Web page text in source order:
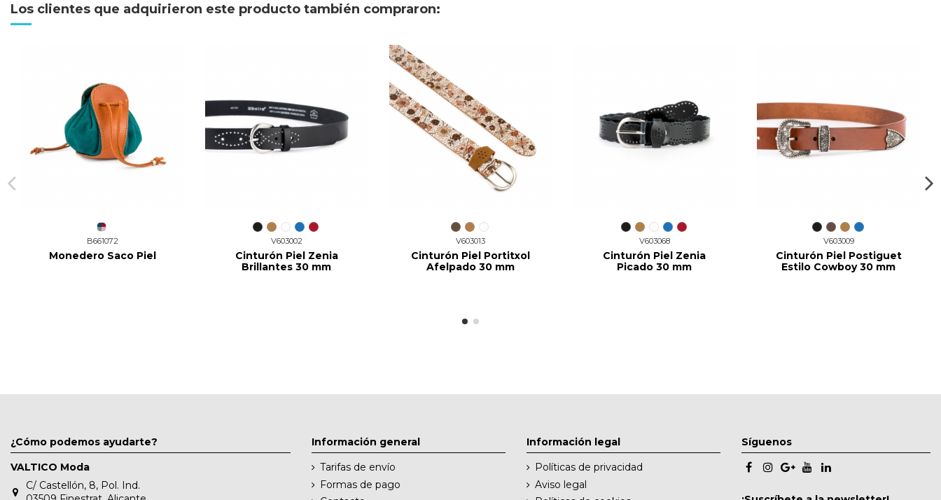
Los clientes que adquirieron este producto también compraron:
B661072
Monedero Saco Piel
V603002
Cinturón Piel Zenia
Brillantes 30 mm
V603013
Cinturón Piel Portitxol
Afelpado 30 mm
V603068
Cinturón Piel Zenia
Picado 30 mm
V603009
Cinturón Piel Postiguet
Estilo Cowboy 30 mm
¿Cómo podemos ayudarte?
VALTICO Moda
C/ Castellón, 8, Pol. Ind.
Información general
Tarifas de envío
Formas de pago
Información legal
Políticas de privacidad
Aviso legal
Síguenos